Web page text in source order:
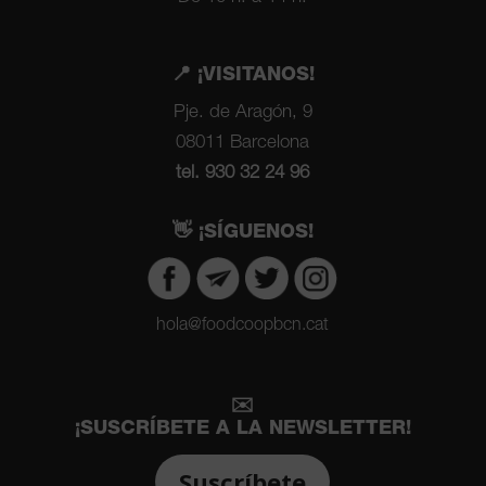
👋 ¡SÍGUENOS!
hola@foodcoopbcn.cat
📍 ¡VISITANOS!
Pje. de Aragón, 9
08011 Barcelona
tel. 930 32 24 96
✉️
¡SUSCRÍBETE A LA NEWSLETTER!